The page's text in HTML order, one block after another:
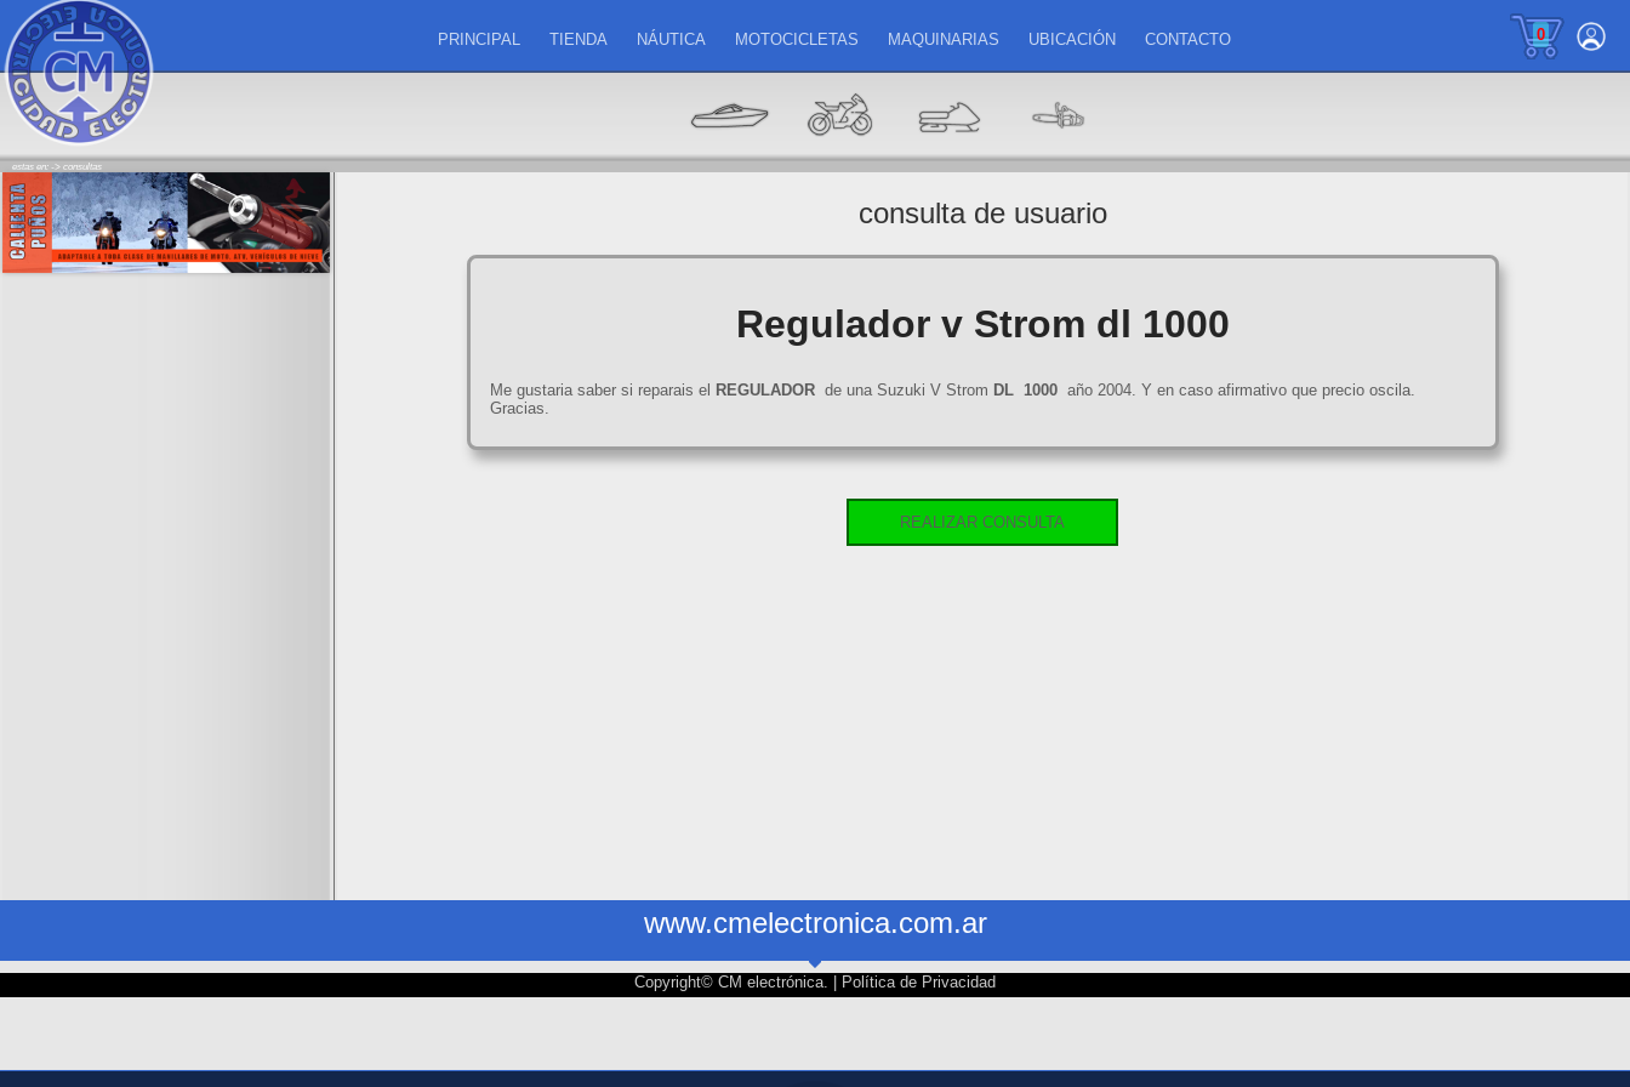
0
PRINCIPAL TIENDA NÁUTICA MOTOCICLETAS MAQUINARIAS UBICACIÓN CONTACTO
estas en: -> consultas
consulta de usuario
Regulador v Strom dl 1000
Me gustaria saber si reparais el REGULADORde una Suzuki V Strom DL 1000año 2004. Y en caso afirmativo que precio oscila.
Gracias.
REALIZAR CONSULTA
www.cmelectronica.com.ar
Copyright© CM electrónica. | Política de Privacidad